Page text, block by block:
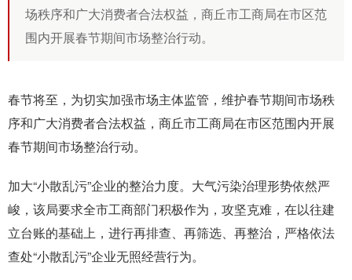
场秩序和广大消费者合法权益，商丘市工商局在市区范
围内开展春节期间市场整治行动。
春节将至，为切实加强市场主体监管，维护春节期间市场秩
序和广大消费者合法权益，商丘市工商局在市区范围内开展
春节期间市场整治行动。
加大“小散乱污”企业的整治力度。大气污染治理形势依然严
峻，该局要求全市工商部门积极作为，攻坚克难，在以往建
立台账的基础上，进行再排查、再筛选、再整治，严格依法
查处“小散乱污”企业无照经营行为。